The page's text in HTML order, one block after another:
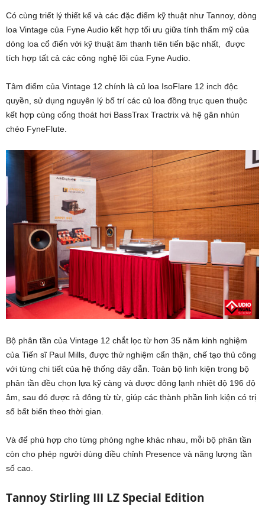
Có cùng triết lý thiết kế và các đặc điểm kỹ thuật như Tannoy, dòng
loa Vintage của Fyne Audio kết hợp tối ưu giữa tính thẩm mỹ của
dòng loa cổ điển với kỹ thuật âm thanh tiên tiến bậc nhất, được
tích hợp tất cả các công nghệ lõi của Fyne Audio.
Tâm điểm của Vintage 12 chính là củ loa IsoFlare 12 inch độc
quyền, sử dụng nguyên lý bố trí các củ loa đồng trục quen thuộc
kết hợp cùng cổng thoát hơi BassTrax Tractrix và hệ gân nhún
chéo FyneFlute.
Bộ phân tần của Vintage 12 chắt lọc từ hơn 35 năm kinh nghiệm
của Tiến sĩ Paul Mills, được thử nghiệm cẩn thận, chế tạo thủ công
với từng chi tiết của hệ thống dây dẫn. Toàn bộ linh kiện trong bộ
phân tần đều chọn lựa kỹ càng và được đông lạnh nhiệt độ 196 độ
âm, sau đó được rả đông từ từ, giúp các thành phần linh kiện có trị
số bất biến theo thời gian.
Và để phù hợp cho từng phòng nghe khác nhau, mỗi bộ phân tần
còn cho phép người dùng điều chỉnh Presence và năng lượng tần
số cao.
Tannoy Stirling III LZ Special Edition